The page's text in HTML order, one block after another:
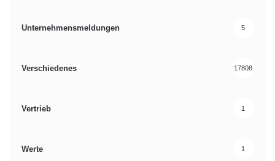
Unternehmensmeldungen 5
Verschiedenes 17808
Vertrieb 1
Werte 1